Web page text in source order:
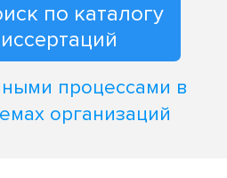
по каталогу
процессами в
организаций